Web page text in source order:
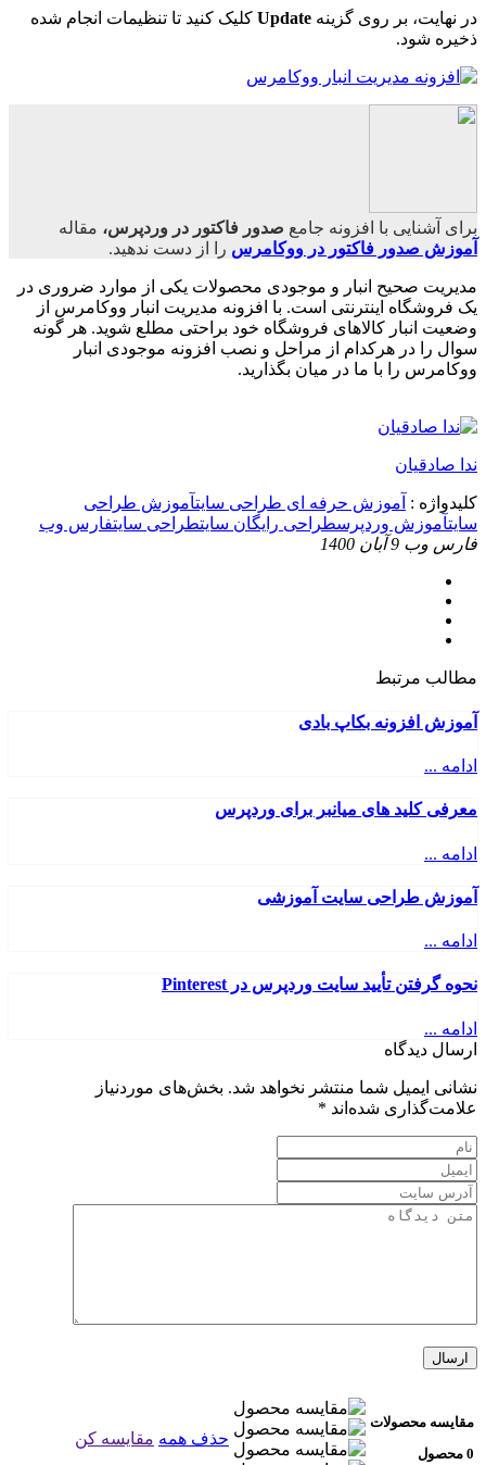
در نهایت، بر روی گزینه Update کلیک کنید تا تنظیمات انجام شده
ذخیره شود.
برای آشنایی با افزونه جامع صدور فاکتور در وردپرس، مقاله
آموزش صدور فاکتور در ووکامرس را از دست ندهید.
مدیریت صحیح انبار و موجودی محصولات یکی از موارد ضروری در
یک فروشگاه اینترنتی است. با افزونه مدیریت انبار ووکامرس از
وضعیت انبار کالاهای فروشگاه خود براحتی مطلع شوید. هر گونه
سوال را در هرکدام از مراحل و نصب افزونه موجودی انبار
ووکامرس را
با ما در میان بگذارید.
ندا صادقیان
کلیدواژه : آموزش حرفه ای طراحی سایتآموزش طراحی
سایتآموزش وردپرسطراحی رایگان سایتطراحی سایتفارس وب
فارس وب 9 آبان 1400
مطالب مرتبط
آموزش افزونه بکاپ بادی
ادامه ...
معرفی کلید های میانبر برای وردپرس
ادامه ...
آموزش طراحی سایت آموزشی
ادامه ...
نحوه گرفتن تأیید سایت وردپرس در Pinterest
ادامه ...
ارسال دیدگاه
نشانی ایمیل شما منتشر نخواهد شد. بخش‌های موردنیاز
علامت‌گذاری شده‌اند *
مقایسه محصولات
0 محصول
حذف همه مقایسه کن